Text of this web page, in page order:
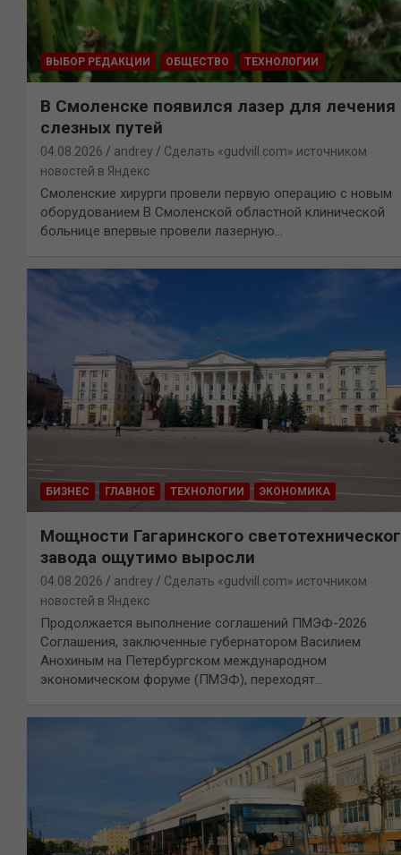
ВЫБОР РЕДАКЦИИ ОБЩЕСТВО ТЕХНОЛОГИИ
В Смоленске появился лазер для лечения
слезных путей
04.08.2026 andrey
Сделать «gudvill.com» источником
новостей в Яндекс
Смоленские хирурги провели первую операцию с новым
оборудованием В Смоленской областной клинической
больнице впервые провели лазерную…
БИЗНЕС ГЛАВНОЕ ТЕХНОЛОГИИ ЭКОНОМИКА
Мощности Гагаринского
завода ощутимо выросли
04.08.2026 andrey
Сделать «gudvill.com» источником
новостей в Яндекс
Продолжается выполнение соглашений ПМЭФ-2026
Соглашения, заключенные губернатором Василием
Анохиным на Петербургском международном
экономическом форуме (ПМЭФ), переходят…